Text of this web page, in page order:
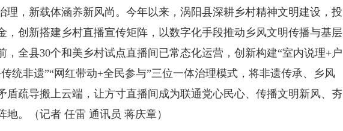
，新载体涵养新风尚。今年以来，涡阳县深耕乡村精神文明建设，投
，创新搭建乡村直播宣传矩阵，以数字化手段推动乡风文明传播与基层
，全县30个和美乡村试点直播间已常态化运营，创新构建“室内说理+户
统非遗”“网红带动+全民参与”三位一体治理模式，将非遗传承、乡风
盾疏导搬上云端，让方寸直播间成为联通党心民心、传播文明新风、夯
地。（记者 任雷 通讯员 蒋庆章）